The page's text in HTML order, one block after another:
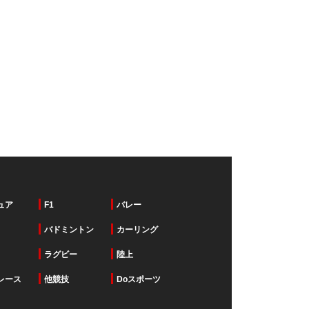
ア F1 バレー
バドミントン カーリング
ラグビー 陸上
ース 他競技 Doスポーツ